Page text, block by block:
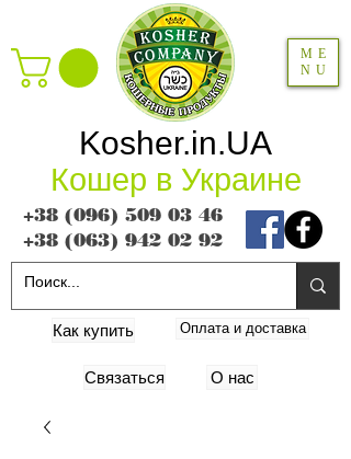
Kosher.in.UA
+38 (096) 509 03 46
+38 (063) 942 02 92
Кошер в Украине
Оплата и доставка
О нас
Связаться
Как купить
ME
NU